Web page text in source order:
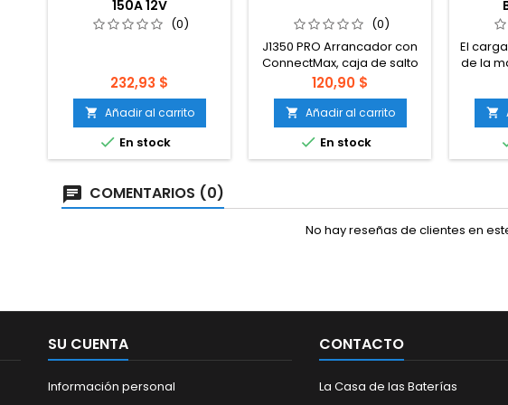
150A 12V
(0)
Precio
232,93 $
 Añadir al carrito
 En stock
(0)
J1350 PRO Arrancador con
ConnectMax, caja de salto
LiFePO4 de 1350 amperios
para motores de gasolina
de 6.5L y 3.5L, arrancador
portátil de arranque de
coche con carga rápida
bidireccional.
Precio
120,90 $
 Añadir al carrito
 En stock
El
de la
es el

COMENTARIOS (0)
No hay reseñas de clientes en
SU CUENTA
Información personal
CONTACTO
La Casa de las Baterías